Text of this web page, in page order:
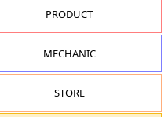
PRODUCT
MECHANIC
STORE